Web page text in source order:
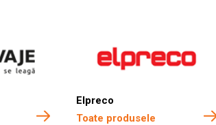
Elpreco
Toate produsele